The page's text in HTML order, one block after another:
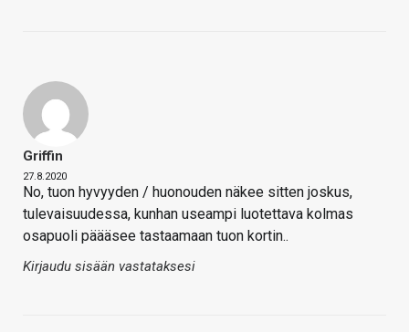
Griffin
27.8.2020
No, tuon hyvyyden / huonouden näkee sitten joskus,
tulevaisuudessa, kunhan useampi luotettava kolmas
osapuoli päääsee tastaamaan tuon kortin..
Kirjaudu sisään vastataksesi